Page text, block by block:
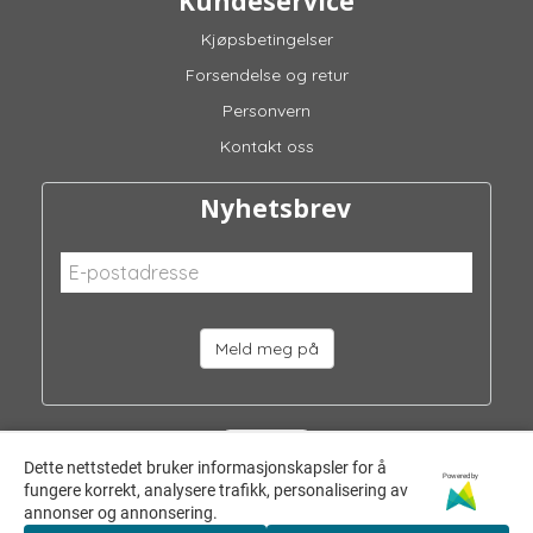
Kjøpsbetingelser
Forsendelse og retur
Personvern
Kontakt oss
Nyhetsbrev
Meld meg på
Dette nettstedet bruker informasjonskapsler for å
fungere korrekt, analysere trafikk, personalisering av
annonser og annonsering.
Powered by